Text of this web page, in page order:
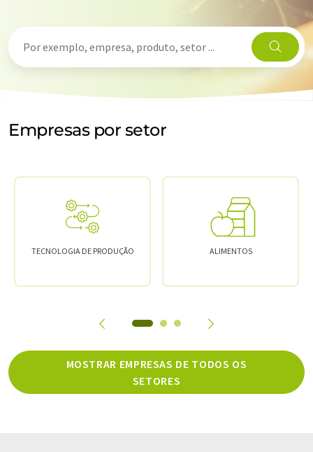
Empresas por setor
TECNOLOGIA DE PRODUÇÃO ALIMENTOS
MOSTRAR EMPRESAS DE TODOS OS
SETORES